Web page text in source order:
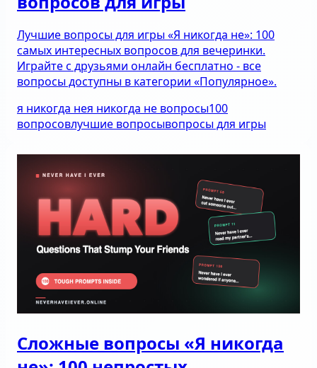
Лучшие вопросы для игры «Я никогда не»: 100
самых интересных вопросов для вечеринки.
Играйте с друзьями онлайн бесплатно - все
вопросы доступны в категории «Популярное».
я никогда нея никогда не вопросы100
вопросовлучшие вопросывопросы для игры
Сложные вопросы «Я никогда